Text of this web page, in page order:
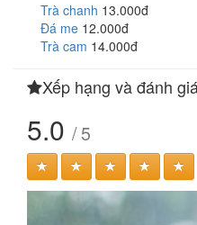
Trà chanh 13.000đ
Đá me 12.000đ
Trà cam 14.000đ
Xếp hạng và đánh
5.0 / 5